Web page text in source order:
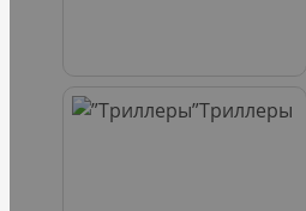
Триллеры